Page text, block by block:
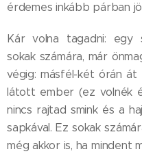
érdemes inkább párban
Kár volna tagadni: egy
sokak számára, már
végig: másfél-két órán
látott ember (ez volnék
nincs rajtad smink és a
sapkával. Ez sokak
még akkor is, ha mindent